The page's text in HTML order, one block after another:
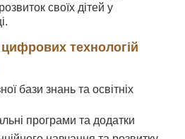
своїх дітей у
технологій
бази знань та освітніх
програми та додатки